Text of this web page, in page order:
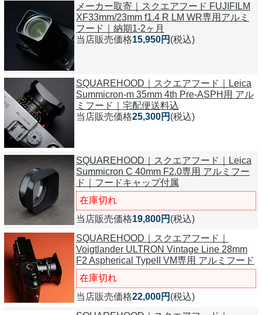
メーカー取寄｜スクエアフード FUJIFILM
XF33mm/23mm f1.4 R LM WR専用アルミ
フード｜納期1-2ヶ月
当店販売価格15,950円 (税込)
SQUAREHOOD｜スクエアフード｜Leica
Summicron-m 35mm 4th Pre-ASPH用 アル
ミフード｜宅配便送料込
当店販売価格25,300円 (税込)
SQUAREHOOD｜スクエアフード｜Leica
Summicron C 40mm F2.0専用 アルミフー
ド｜フードキャップ付属
在庫切れ
当店販売価格19,800円 (税込)
SQUAREHOOD｜スクエアフード｜
Voigtlander ULTRON Vintage Line 28mm
F2 Aspherical TypeII VM専用 アルミフード
在庫切れ
当店販売価格22,000円 (税込)